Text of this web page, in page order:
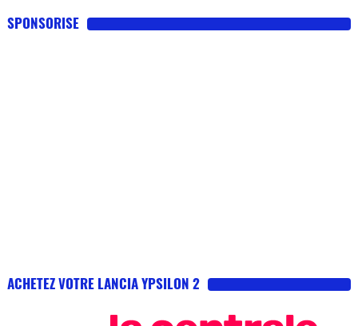
SPONSORISE
ACHETEZ VOTRE LANCIA YPSILON 2